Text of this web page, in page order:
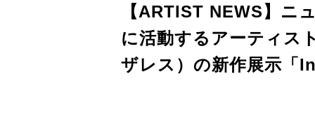
【ARTIST NEWS】ニ
に活動するアーティ
ザレス）の新作展示「